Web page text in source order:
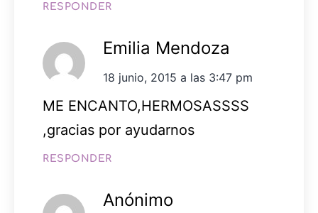
RESPONDER
Emilia Mendoza
18 junio, 2015 a las 3:47 pm
ME ENCANTO,HERMOSASSSS
,gracias por ayudarnos
RESPONDER
Anónimo